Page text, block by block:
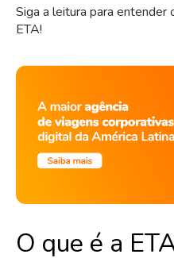
Siga a leitura para entender
ETA!
O que é a